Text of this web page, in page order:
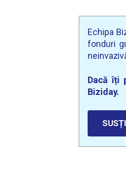
Echipa
fonduri
Dacă îți
Biziday.